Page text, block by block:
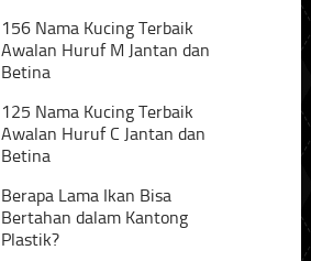
156 Nama Kucing Terbaik
Awalan Huruf M Jantan dan
Betina
125 Nama Kucing Terbaik
Awalan Huruf C Jantan dan
Betina
Berapa Lama Ikan Bisa
Bertahan dalam Kantong
Plastik?